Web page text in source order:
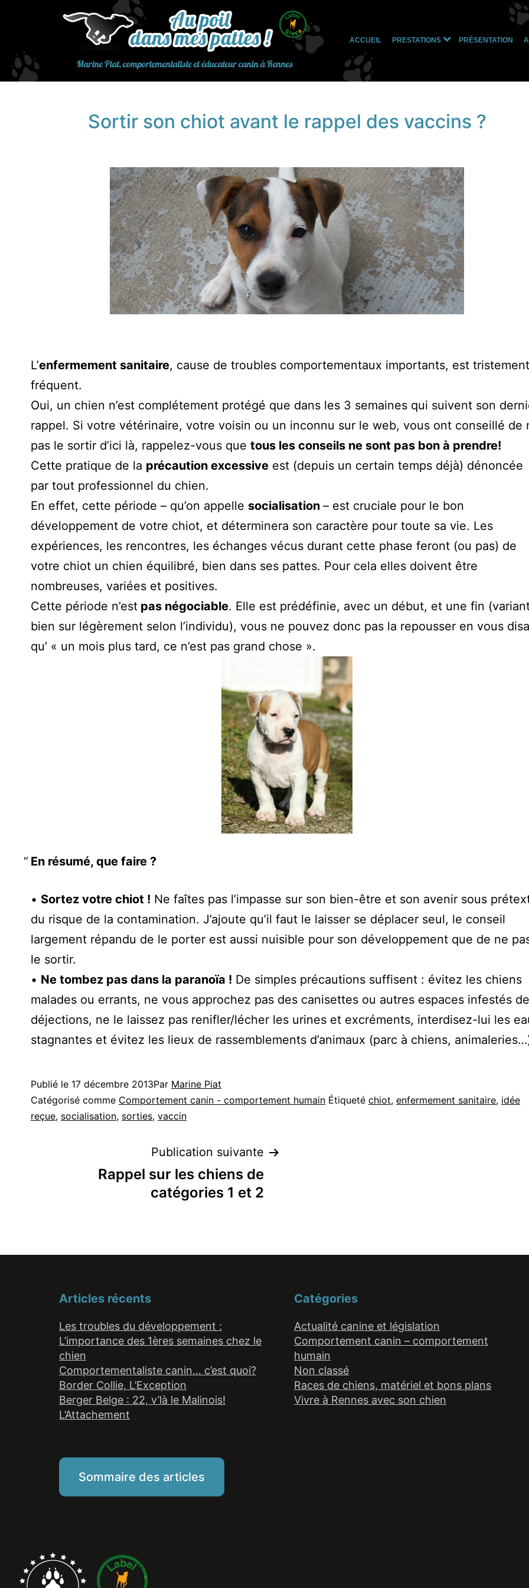
contenu
Marine Piat, comportementaliste et éducateur canin à Rennes
ACCUEIL PRESTATIONS
Ouvrir
menu
PRÉSENTATION
Sortir son chiot avant le rappel des vaccins ?
L’enfermement sanitaire, cause de troubles comportementaux importants, est tristement
fréquent.
Oui, un chien n’est complétement protégé que dans les 3 semaines qui suivent son
rappel. Si votre vétérinaire, votre voisin ou un inconnu sur le web, vous ont conseillé de
pas le sortir d’ici là, rappelez-vous que tous les conseils ne sont pas bon à prendre!
Cette pratique de la précaution excessive est (depuis un certain temps déjà) dénoncée
par tout professionnel du chien.
En effet, cette période – qu’on appelle socialisation – est cruciale pour le bon
développement de votre chiot, et déterminera son caractère pour toute sa vie. Les
expériences, les rencontres, les échanges vécus durant cette phase feront (ou pas) de
votre chiot un chien équilibré, bien dans ses pattes. Pour cela elles doivent être
nombreuses, variées et positives.
Cette période n’est pas négociable. Elle est prédéfinie, avec un début, et une fin
bien sur légèrement selon l’individu), vous ne pouvez donc pas la repousser en vous
qu’ « un mois plus tard, ce n’est pas grand chose ».
En résumé, que faire ?
• Sortez votre chiot ! Ne faîtes pas l’impasse sur son bien-être et son avenir sous
du risque de la contamination. J’ajoute qu’il faut le laisser se déplacer seul, le conseil
largement répandu de le porter est aussi nuisible pour son développement que de ne
le sortir.
• Ne tombez pas dans la paranoïa ! De simples précautions suffisent : évitez les chiens
malades ou errants, ne vous approchez pas des canisettes ou autres espaces infestés de
déjections, ne le laissez pas renifler/lécher les urines et excréments, interdisez-lui les
stagnantes et évitez les lieux de rassemblements d’animaux (parc à chiens,
Publié le 17 décembre 2013Par Marine Piat
Catégorisé comme Comportement canin - comportement humain Étiqueté chiot, enfermement sanitaire, idée
reçue, socialisation, sorties, vaccin
Publication suivante
Rappel sur les chiens de
catégories 1 et 2
Articles récents
Les troubles du développement :
L’importance des 1ères semaines chez le
chien
Comportementaliste canin… c’est quoi?
Border Collie, L’Exception
Berger Belge : 22, v’là le Malinois!
L’Attachement
Catégories
Actualité canine et législation
Comportement canin – comportement
humain
Non classé
Races de chiens, matériel et bons plans
Vivre à Rennes avec son chien
Sommaire des articles